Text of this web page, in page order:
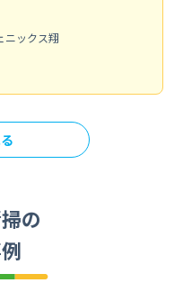
ニックス翔
の